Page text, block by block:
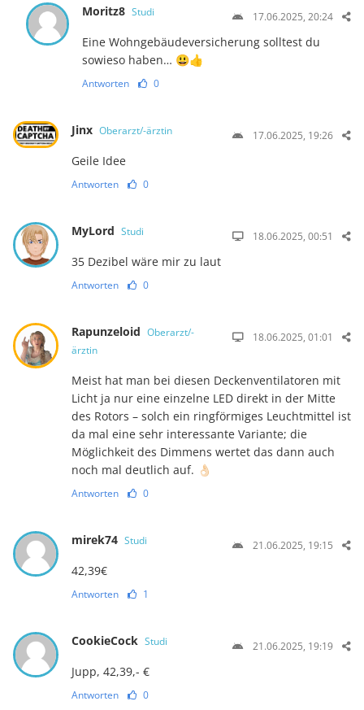
Moritz8 Studi 17.06.2025, 20:24
Eine Wohngebäudeversicherung solltest du
sowieso haben… 😃👍
Antworten 0
Jinx Oberarzt/-ärztin 17.06.2025, 19:26
Geile Idee
Antworten 0
MyLord Studi 18.06.2025, 00:51
35 Dezibel wäre mir zu laut
Antworten 0
Rapunzeloid Oberarzt/-
ärztin
18.06.2025, 01:01
Meist hat man bei diesen Deckenventilatoren mit
Licht ja nur eine einzelne LED direkt in der Mitte
des Rotors – solch ein ringförmiges Leuchtmittel ist
da mal eine sehr inter­­essante Variante; die
Möglichkeit des Dimmens wertet das dann auch
noch mal deut­lich auf. 👌🏻
Antworten 0
mirek74 Studi 21.06.2025, 19:15
42,39€
Antworten 1
CookieCock Studi 21.06.2025, 19:19
Jupp, 42,39,- €
Antworten 0